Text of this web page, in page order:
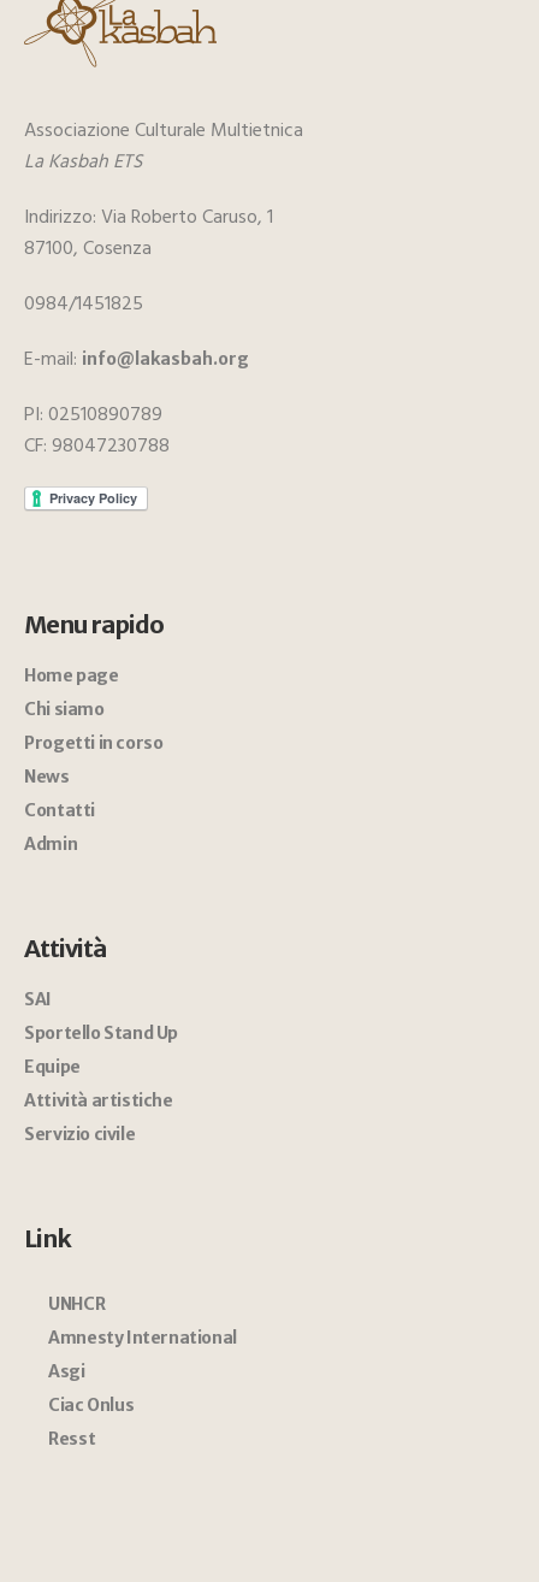
Associazione Culturale Multietnica
La Kasbah ETS
Indirizzo: Via Roberto Caruso, 1
87100, Cosenza
0984/1451825
E-mail: info@lakasbah.org
PI: 02510890789
CF: 98047230788
Menu rapido
Home page
Chi siamo
Progetti in corso
News
Contatti
Admin
Attività
SAI
Sportello Stand Up
Equipe
Attività artistiche
Servizio civile
Link
UNHCR
Amnesty International
Asgi
Ciac Onlus
Resst